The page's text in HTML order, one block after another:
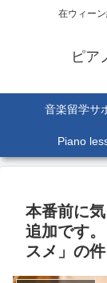
在ウィー
ピア
音楽留学サ
Piano
本番前に
追加です
スメ」の件